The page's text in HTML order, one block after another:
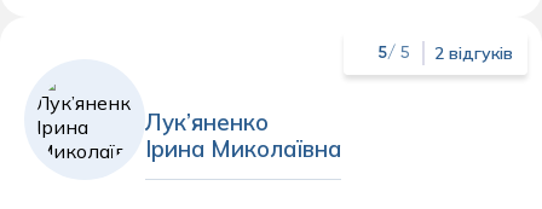
5/ 5 2 відгуків
Лук’яненко
Ірина Миколаївна